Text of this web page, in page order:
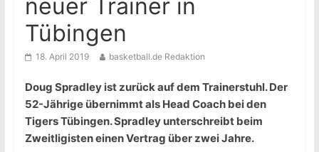
neuer Trainer in
Tübingen
18. April 2019 basketball.de Redaktion
Doug Spradley ist zurück auf dem Trainerstuhl. Der
52-Jährige übernimmt als Head Coach bei den
Tigers Tübingen. Spradley unterschreibt beim
Zweitligisten einen Vertrag über zwei Jahre.